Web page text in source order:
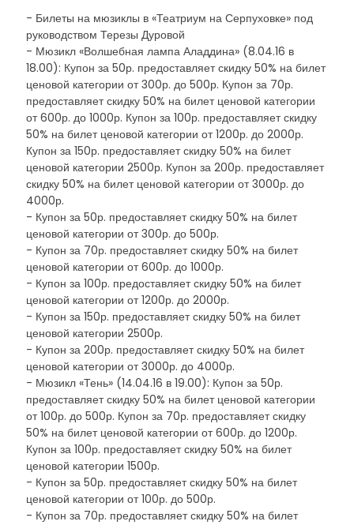
- Билеты на мюзиклы в «Театриум на Серпуховке» под
руководством Терезы Дуровой
- Мюзикл «Волшебная лампа Аладдина» (8.04.16 в
18.00): Купон за 50р. предоставляет скидку 50% на билет
ценовой категории от 300р. до 500р. Купон за 70р.
предоставляет скидку 50% на билет ценовой категории
от 600р. до 1000р. Купон за 100р. предоставляет скидку
50% на билет ценовой категории от 1200р. до 2000р.
Купон за 150р. предоставляет скидку 50% на билет
ценовой категории 2500р. Купон за 200р. предоставляет
скидку 50% на билет ценовой категории от 3000р. до
4000р.
- Купон за 50р. предоставляет скидку 50% на билет
ценовой категории от 300р. до 500р.
- Купон за 70р. предоставляет скидку 50% на билет
ценовой категории от 600р. до 1000р.
- Купон за 100р. предоставляет скидку 50% на билет
ценовой категории от 1200р. до 2000р.
- Купон за 150р. предоставляет скидку 50% на билет
ценовой категории 2500р.
- Купон за 200р. предоставляет скидку 50% на билет
ценовой категории от 3000р. до 4000р.
- Мюзикл «Тень» (14.04.16 в 19.00): Купон за 50р.
предоставляет скидку 50% на билет ценовой категории
от 100р. до 500р. Купон за 70р. предоставляет скидку
50% на билет ценовой категории от 600р. до 1200р.
Купон за 100р. предоставляет скидку 50% на билет
ценовой категории 1500р.
- Купон за 50р. предоставляет скидку 50% на билет
ценовой категории от 100р. до 500р.
- Купон за 70р. предоставляет скидку 50% на билет